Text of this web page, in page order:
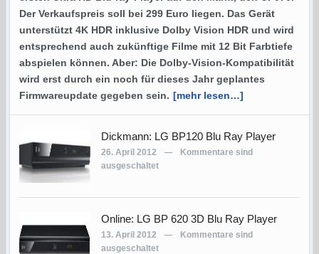
Der Verkaufspreis soll bei 299 Euro liegen. Das Gerät
unterstützt 4K HDR inklusive Dolby Vision HDR und wird
entsprechend auch zukünftige Filme mit 12 Bit Farbtiefe
abspielen können. Aber: Die Dolby-Vision-Kompatibilität
wird erst durch ein noch für dieses Jahr geplantes
Firmwareupdate gegeben sein. [mehr lesen…]
Dickmann: LG BP120 Blu Ray Player
26. April 2012 —
Kommentare sind
ausgeschaltet
Online: LG BP 620 3D Blu Ray Player
13. April 2012 —
Kommentare sind
ausgeschaltet